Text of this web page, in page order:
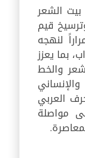
الشعر
قيم
لنهجه
بما يعزز
والخط
العربي
مواصلة